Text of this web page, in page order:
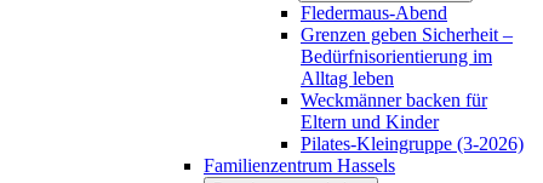
Fledermaus-Abend
Grenzen geben Sicherheit –
Bedürfnisorientierung im
Alltag leben
Weckmänner backen für
Eltern und Kinder
Pilates-Kleingruppe (3-2026)
Familienzentrum Hassels